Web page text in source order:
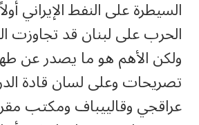
السيطرة على النفط الإيراني
الحرب على لبنان قد تجاوزت
ولكن الأهم هو ما يصدر عن
تصريحات وعلى لسان قادة
عراقجي وقالييباف ومكتب مقر